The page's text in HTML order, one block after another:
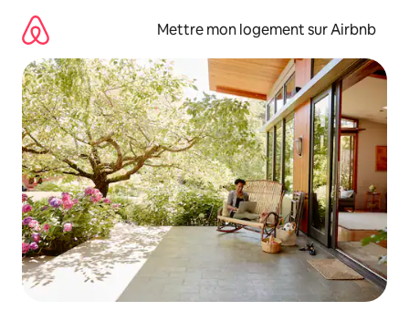
directement
contenu
Mettre mon logement sur Airbnb